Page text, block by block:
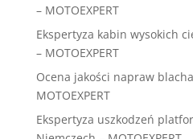
– MOTOEXPERT
Ekspertyza kabin wysokich
– MOTOEXPERT
Ocena jakości napraw
MOTOEXPERT
Ekspertyza uszkodzeń